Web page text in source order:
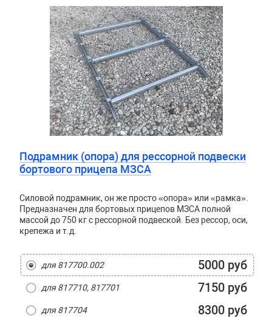
Подрамник (опора) для рессорной подвески
бортового прицепа МЗСА
Силовой подрамник, он же просто «опора» или «рамка».
Предназначен для бортовых прицепов МЗСА полной
массой до 750 кг с рессорной подвеской. Без рессор, оси,
крепежа и т.д.
для 817700.002 5000 руб
для 817710, 817701 7150 руб
для 817704 8300 руб